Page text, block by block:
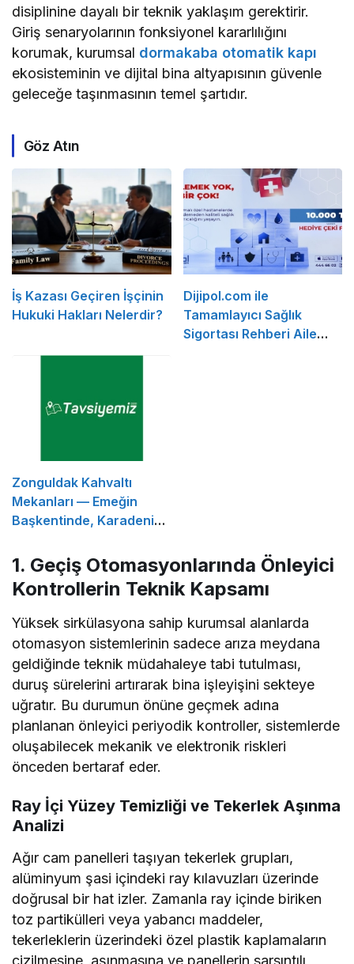
disiplinine dayalı bir teknik yaklaşım gerektirir.
Giriş senaryolarının fonksiyonel kararlılığını
korumak, kurumsal dormakaba otomatik kapı
ekosisteminin ve dijital bina altyapısının güvenle
geleceğe taşınmasının temel şartıdır.
Göz Atın
İş Kazası Geçiren İşçinin
Hukuki Hakları Nelerdir?
Dijipol.com ile
Tamamlayıcı Sağlık
Sigortası Rehberi Aile
Zonguldak Kahvaltı
Mekanları — Emeğin
Başkentinde, Karadeniz
Sofraları
1. Geçiş Otomasyonlarında Önleyici
Kontrollerin Teknik Kapsamı
Yüksek sirkülasyona sahip kurumsal alanlarda
otomasyon sistemlerinin sadece arıza meydana
geldiğinde teknik müdahaleye tabi tutulması,
duruş sürelerini artırarak bina işleyişini sekteye
uğratır. Bu durumun önüne geçmek adına
planlanan önleyici periyodik kontroller, sistemlerde
oluşabilecek mekanik ve elektronik riskleri
önceden bertaraf eder.
Ray İçi Yüzey Temizliği ve Tekerlek Aşınma
Analizi
Ağır cam panelleri taşıyan tekerlek grupları,
alüminyum şasi içindeki ray kılavuzları üzerinde
doğrusal bir hat izler. Zamanla ray içinde biriken
toz partikülleri veya yabancı maddeler,
tekerleklerin üzerindeki özel plastik kaplamaların